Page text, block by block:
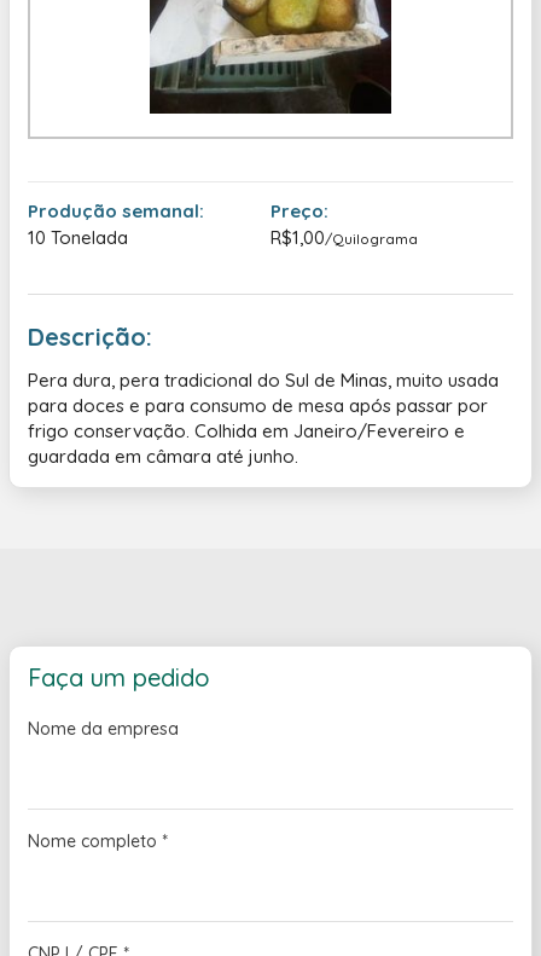
Produção semanal:
10 Tonelada
Preço:
R$1,00/Quilograma
Descrição:
Pera dura, pera tradicional do Sul de Minas, muito usada
para doces e para consumo de mesa após passar por
frigo conservação. Colhida em Janeiro/Fevereiro e
guardada em câmara até junho.
Faça um pedido
Nome da empresa
Nome completo *